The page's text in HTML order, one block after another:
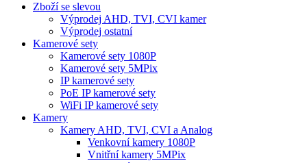
Zboží se slevou
Výprodej AHD, TVI, CVI kamer
Výprodej ostatní
Kamerové sety
Kamerové sety 1080P
Kamerové sety 5MPix
IP kamerové sety
PoE IP kamerové sety
WiFi IP kamerové sety
Kamery
Kamery AHD, TVI, CVI a Analog
Venkovní kamery 1080P
Vnitřní kamery 5MPix